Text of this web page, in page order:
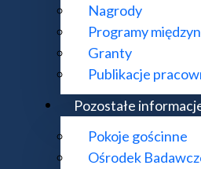
Nagrody
Programy
Granty
Publikacje
Pozostałe
Pokoje gościnne
Ośrodek
PAN dr. Mikołajowi